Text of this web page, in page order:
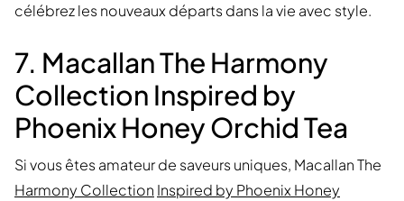
célébrez les nouveaux départs dans la vie avec style.
7. Macallan The Harmony
Collection Inspired by
Phoenix Honey Orchid Tea
Si vous êtes amateur de saveurs uniques, Macallan The
Harmony Collection Inspired by Phoenix Honey